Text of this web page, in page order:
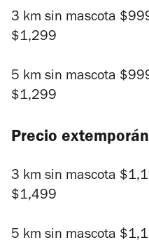
3 km sin mascota
$1,299
5 km sin mascota
$1,299
Precio
3 km sin mascota
$1,499
5 km sin mascota